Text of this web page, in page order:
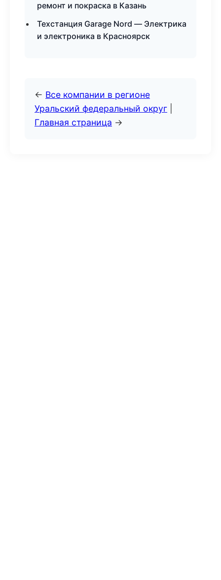
ремонт и покраска в Казань
Техстанция Garage Nord — Электрика
и электроника в Красноярск
← Все компании в регионе
Уральский федеральный округ
Главная страница →